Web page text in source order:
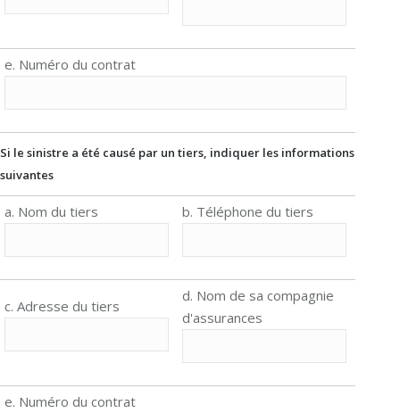
e. Numéro du contrat
Si le sinistre a été causé par un tiers, indiquer les informations
suivantes
a. Nom du tiers b. Téléphone du tiers
c. Adresse du tiers
d. Nom de sa compagnie
d'assurances
e. Numéro du contrat